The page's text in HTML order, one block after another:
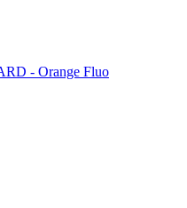
- Orange Fluo